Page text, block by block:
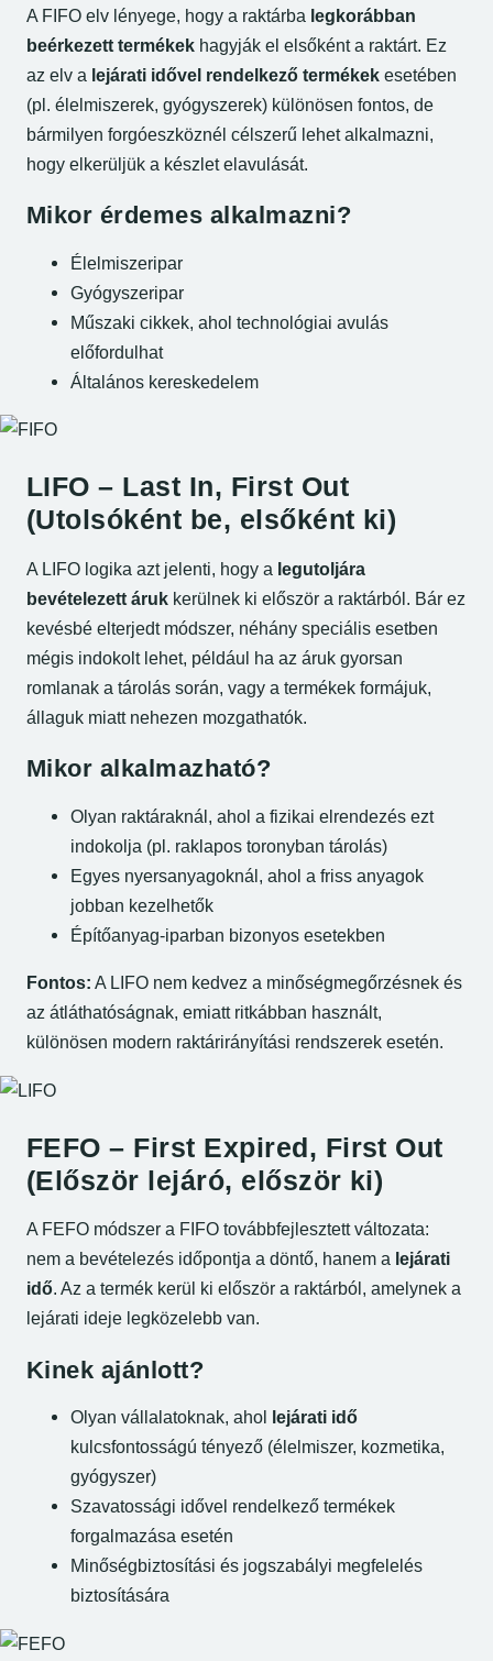
A FIFO elv lényege, hogy a raktárba legkorábban
beérkezett termékek hagyják el elsőként a raktárt. Ez
az elv a lejárati idővel rendelkező termékek esetében
(pl. élelmiszerek, gyógyszerek) különösen fontos, de
bármilyen forgóeszköznél célszerű lehet alkalmazni,
hogy elkerüljük a készlet elavulását.
Mikor érdemes alkalmazni?
Élelmiszeripar
Gyógyszeripar
Műszaki cikkek, ahol technológiai avulás
előfordulhat
Általános kereskedelem
LIFO – Last In, First Out
(Utolsóként be, elsőként ki)
A LIFO logika azt jelenti, hogy a legutoljára
bevételezett áruk kerülnek ki először a raktárból. Bár ez
kevésbé elterjedt módszer, néhány speciális esetben
mégis indokolt lehet, például ha az áruk gyorsan
romlanak a tárolás során, vagy a termékek formájuk,
állaguk miatt nehezen mozgathatók.
Mikor alkalmazható?
Olyan raktáraknál, ahol a fizikai elrendezés ezt
indokolja (pl. raklapos toronyban tárolás)
Egyes nyersanyagoknál, ahol a friss anyagok
jobban kezelhetők
Építőanyag-iparban bizonyos esetekben
Fontos: A LIFO nem kedvez a minőségmegőrzésnek és
az átláthatóságnak, emiatt ritkábban használt,
különösen modern raktárirányítási rendszerek esetén.
FEFO – First Expired, First Out
(Először lejáró, először ki)
A FEFO módszer a FIFO továbbfejlesztett változata:
nem a bevételezés időpontja a döntő, hanem a lejárati
idő. Az a termék kerül ki először a raktárból, amelynek a
lejárati ideje legközelebb van.
Kinek ajánlott?
Olyan vállalatoknak, ahol lejárati idő
kulcsfontosságú tényező (élelmiszer, kozmetika,
gyógyszer)
Szavatossági idővel rendelkező termékek
forgalmazása esetén
Minőségbiztosítási és jogszabályi megfelelés
biztosítására